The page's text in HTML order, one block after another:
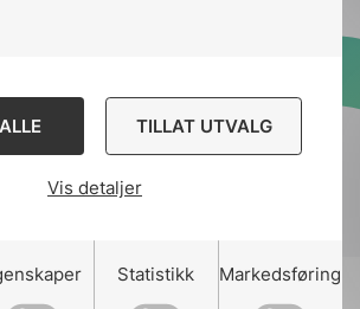
TILLAT UTVALG
Vis detaljer
Statistikk Markedsføring